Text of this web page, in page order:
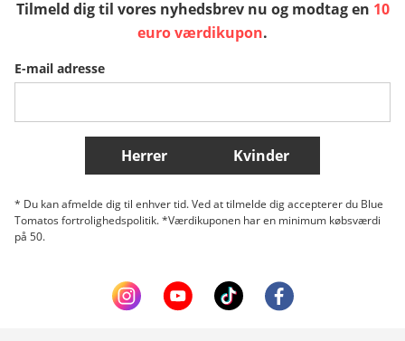
Slovenija
Belgique (Français) Danmark Norge
Flere lande
Tilmeld dig til vores nyhedsbrev nu og modtag en 10
euro værdikupon.
E-mail adresse
Herrer Kvinder
* Du kan afmelde dig til enhver tid. Ved at tilmelde dig accepterer du Blue
Tomatos fortrolighedspolitik. *Værdikuponen har en minimum købsværdi
på 50.